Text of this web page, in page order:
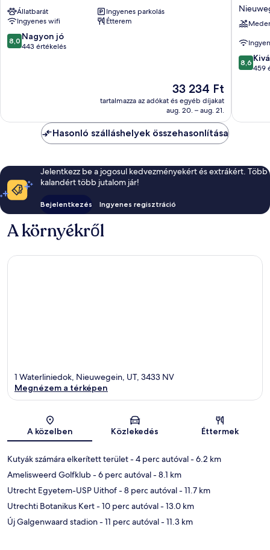
Bunnik
Bunnik
Állatbarát
Ingyenes parkolás
Ingyenes wifi
Étterem
8.0
ennyiből:
8,0 Nagyon jó
443 értékelés
Az
ár
33 234 Ft
33 234 Ft
tartalmazza az adókat és egyéb díjakat
aug. 20. – aug. 21.
Utrecht
8.6
8,6
459
Hasonló szálláshelyek összehasonlítása
Jelentkezz be a jogosul kedvezményekért és extrákért. Több
kalandért több jutalom jár!
Bejelentkezés Ingyenes regisztráció
A környékről
Térkép
1 Waterliniedok, Nieuwegein, UT, 3433 NV
Megnézem a térképen
A közelben Közlekedés Éttermek
Kutyák számára elkerített terület- 4 perc autóval- 6.2 km
Amelisweerd Golfklub- 6 perc autóval- 8.1 km
Utrecht Egyetem-USP Uithof- 8 perc autóval- 11.7 km
Utrechti Botanikus Kert- 10 perc autóval- 13.0 km
Új Galgenwaard stadion- 11 perc autóval- 11.3 km